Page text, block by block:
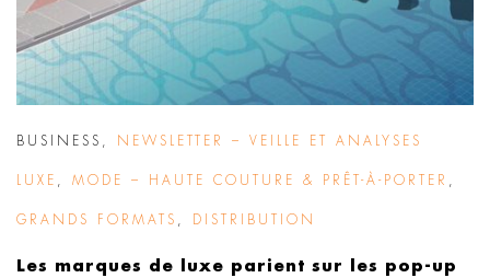
BUSINESS NEWSLETTER – VEILLE ET ANALYSES
LUXE MODE – HAUTE COUTURE & PRÊT-À-PORTER
GRANDS FORMATS DISTRIBUTION
Les marques de luxe parient sur les pop-up